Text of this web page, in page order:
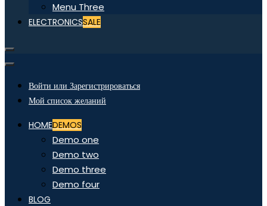
Menu Three
ELECTRONICSSALE
Войти или Зарегистрироваться
Мой список желаний
HOMEDEMOS
Demo one
Demo two
Demo three
Demo four
BLOG